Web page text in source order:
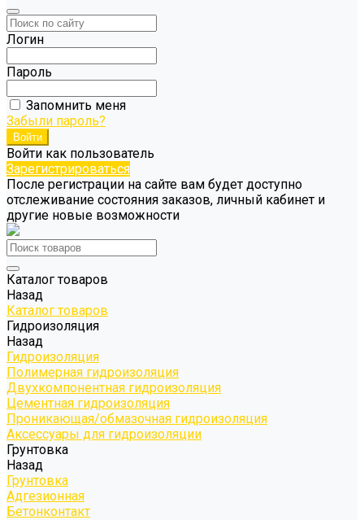
Логин
Пароль
Запомнить меня
Забыли пароль?
Войти как пользователь
Зарегистрироваться
После регистрации на сайте вам будет доступно
отслеживание состояния заказов, личный кабинет и
другие новые возможности
Каталог товаров
Назад
Каталог товаров
Гидроизоляция
Назад
Гидроизоляция
Полимерная гидроизоляция
Двухкомпонентная гидроизоляция
Цементная гидроизоляция
Проникающая/обмазочная гидроизоляция
Аксессуары для гидроизоляции
Грунтовка
Назад
Грунтовка
Адгезионная
Бетонконтакт